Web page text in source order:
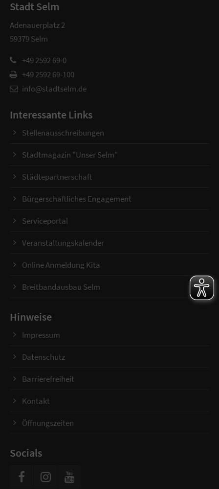
Stadt Selm
Adenauerplatz 2
59379 Selm
+49 2592 69-0
+49 2592 69-100
info@stadtselm.de
Interessante Links
Stellenausschreibungen
Stadtmagazin "Unser Selm"
Städtepartnerschaft
Bürgerschaftliches Engagement
Serviceportal
Veranstaltungskalender
Online Anmeldung Kita
Breitbandausbau Selm
Hinweise
Impressum
Datenschutz
Barrierefreiheit
Kontakt
Öffnungszeiten
Socials